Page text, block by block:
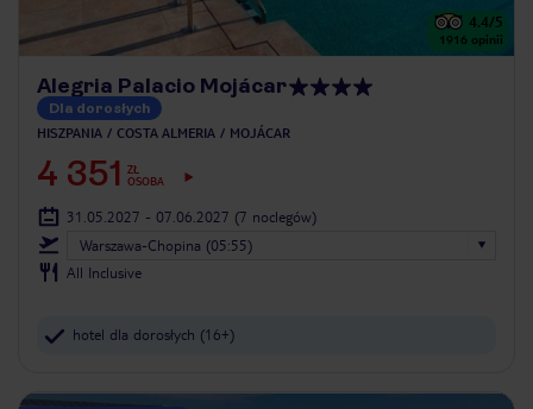
4.4/5
1916 opinii
Alegria Palacio Mojácar
Dla dorosłych
HISZPANIA COSTA ALMERIA MOJÁCAR
4 351
ZŁ
OSOBA
31.05.2027 - 07.06.2027 (7 noclegów)
Warszawa-Chopina (05:55)
All Inclusive
hotel dla dorosłych (16+)